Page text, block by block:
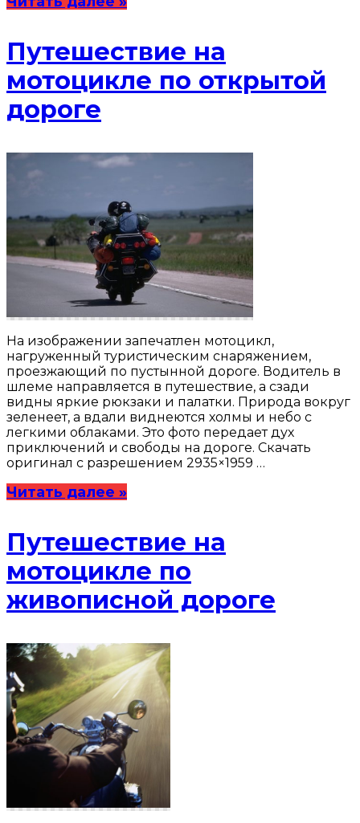
Путешествие на
мотоцикле по открытой
дороге
На изображении запечатлен мотоцикл,
нагруженный туристическим снаряжением,
проезжающий по пустынной дороге. Водитель в
шлеме направляется в путешествие, а сзади
видны яркие рюкзаки и палатки. Природа вокруг
зеленеет, а вдали виднеются холмы и небо с
легкими облаками. Это фото передает дух
приключений и свободы на дороге. Скачать
оригинал с разрешением 2935×1959 …
Читать далее »
Путешествие на
мотоцикле по
живописной дороге